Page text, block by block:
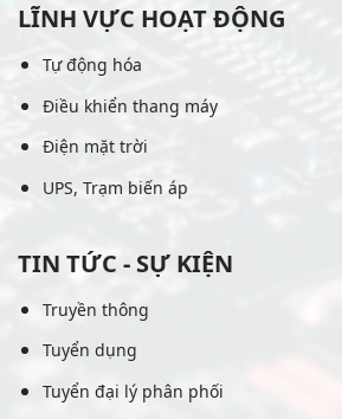
LĨNH VỰC HOẠT ĐỘNG
Tự động hóa
Điều khiển thang máy
Điện mặt trời
UPS, Trạm biến áp
TIN TỨC - SỰ KIỆN
Truyền thông
Tuyển dụng
Tuyển đại lý phân phối